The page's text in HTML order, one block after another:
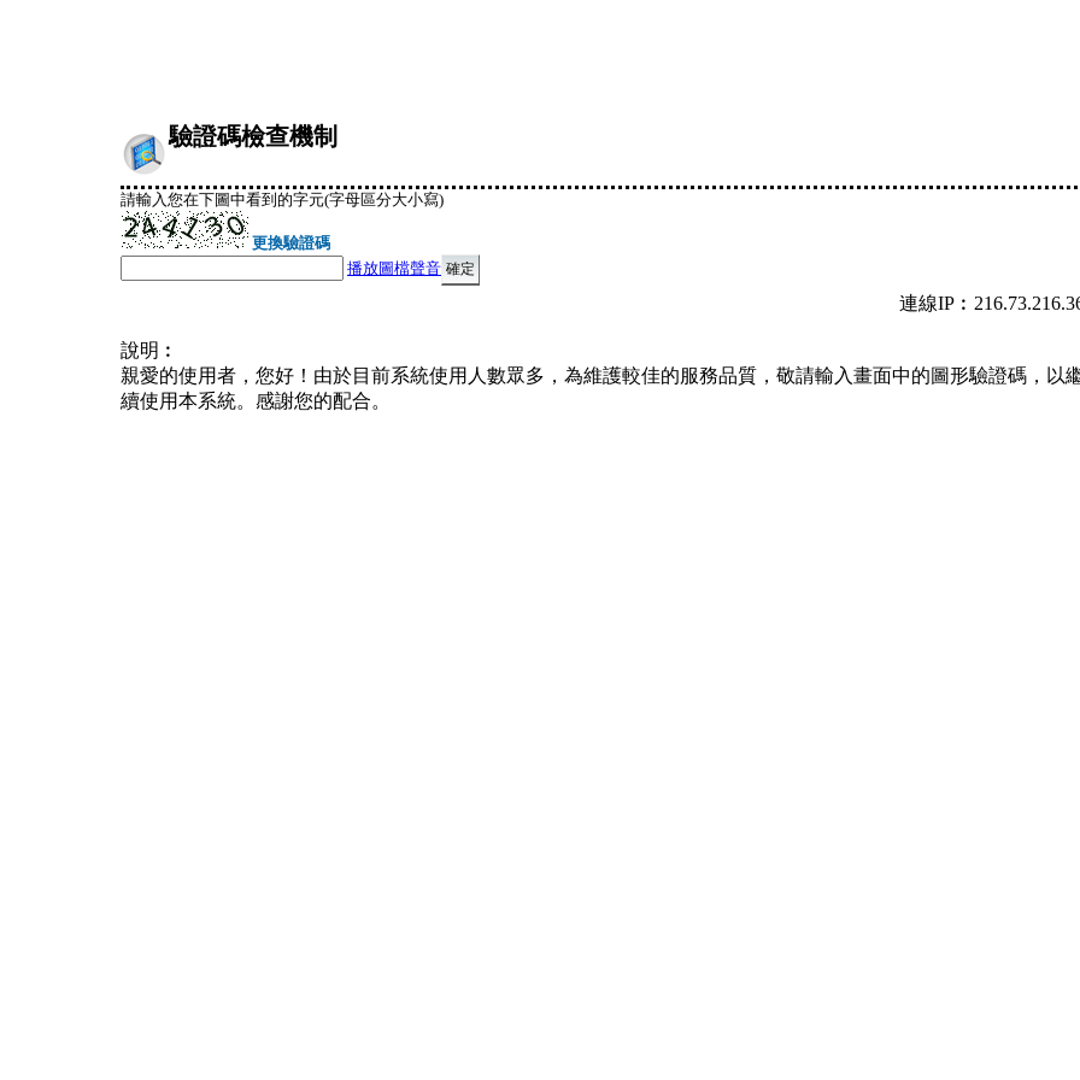
驗證碼檢查機制
請輸入您在下圖中看到的字元(字母區分大小寫)
更換驗證碼
播放圖檔聲音
連線
說明︰
親愛的使用者，您好！由於目前系統使用人數眾多，為維護較佳的服務品質，敬請輸入畫面中的圖形驗證碼，以
續使用本系統。感謝您的配合。